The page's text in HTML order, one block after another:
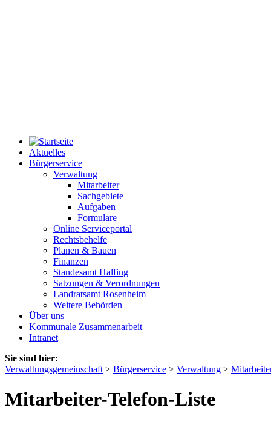
Aktuelles
Bürgerservice
Verwaltung
Mitarbeiter
Sachgebiete
Aufgaben
Formulare
Online Serviceportal
Rechtsbehelfe
Planen & Bauen
Finanzen
Standesamt Halfing
Satzungen & Verordnungen
Landratsamt Rosenheim
Weitere Behörden
Über uns
Kommunale Zusammenarbeit
Intranet
Sie sind hier:
Verwaltungsgemeinschaft > Bürgerservice > Verwaltung >
Mitarbeiter-Telefon-Liste